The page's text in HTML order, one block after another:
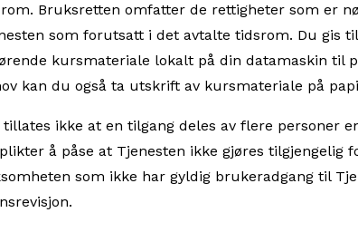
Bruksretten omfatter de rettigheter som er
som forutsatt i det avtalte tidsrom. Du gis
kursmateriale lokalt på din datamaskin til
kan du også ta utskrift av kursmateriale på
tillates ikke at en tilgang deles av flere personer
å påse at Tjenesten ikke gjøres tilgjengelig
som ikke har gyldig brukeradgang til